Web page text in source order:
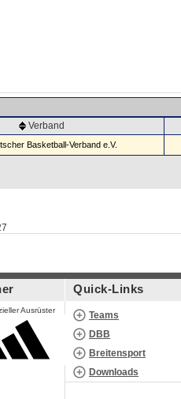
Verband
Basketball-Verband e.V.
Ausrüster
Quick-Links
Teams
DBB
Breitensport
Downloads